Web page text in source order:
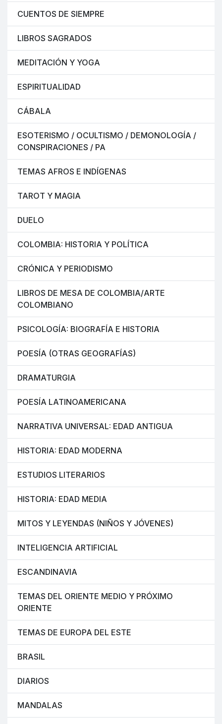
CUENTOS DE SIEMPRE
LIBROS SAGRADOS
MEDITACIÓN Y YOGA
ESPIRITUALIDAD
CÁBALA
ESOTERISMO / OCULTISMO / DEMONOLOGÍA /
CONSPIRACIONES / PA
TEMAS AFROS E INDÍGENAS
TAROT Y MAGIA
DUELO
COLOMBIA: HISTORIA Y POLÍTICA
CRÓNICA Y PERIODISMO
LIBROS DE MESA DE COLOMBIA/ARTE
COLOMBIANO
PSICOLOGÍA: BIOGRAFÍA E HISTORIA
POESÍA (OTRAS GEOGRAFÍAS)
DRAMATURGIA
POESÍA LATINOAMERICANA
NARRATIVA UNIVERSAL: EDAD ANTIGUA
HISTORIA: EDAD MODERNA
ESTUDIOS LITERARIOS
HISTORIA: EDAD MEDIA
MITOS Y LEYENDAS (NIÑOS Y JÓVENES)
INTELIGENCIA ARTIFICIAL
ESCANDINAVIA
TEMAS DEL ORIENTE MEDIO Y PRÓXIMO
ORIENTE
TEMAS DE EUROPA DEL ESTE
BRASIL
DIARIOS
MANDALAS